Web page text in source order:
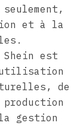
et à la
Shein est
de
gestion